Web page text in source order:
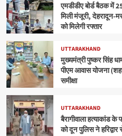
एमडीडीए बोर्ड बैठक में
मिली मंजूरी, देहरादून-
को मिलेगी रफ्तार
UTTARAKHAND
मुख्यमंत्री पुष्कर सिंह
पीएम आवास योजना
समीक्षा
UTTARAKHAND
बैरागीवाला हत्याकांड
को दून पुलिस ने हरिद्वार